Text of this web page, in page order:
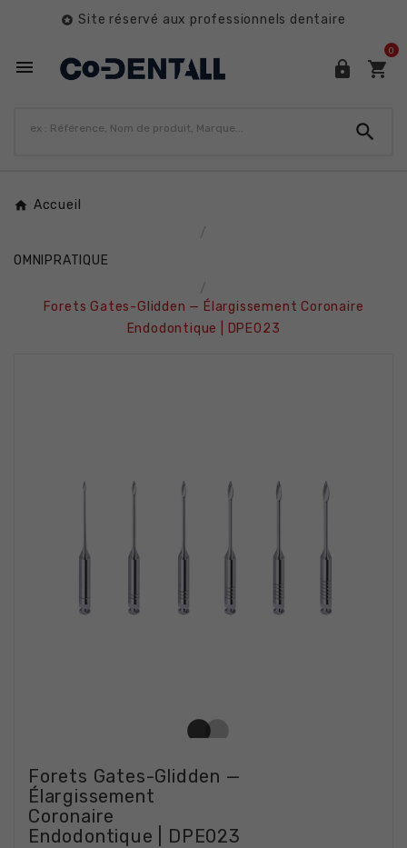
 Site réservé aux professionnels dentaire
  
0

Accueil
OMNIPRATIQUE
Forets Gates-Glidden — Élargissement Coronaire
Endodontique | DPE023
Forets Gates-Glidden —
Élargissement
Coronaire
Endodontique | DPE023